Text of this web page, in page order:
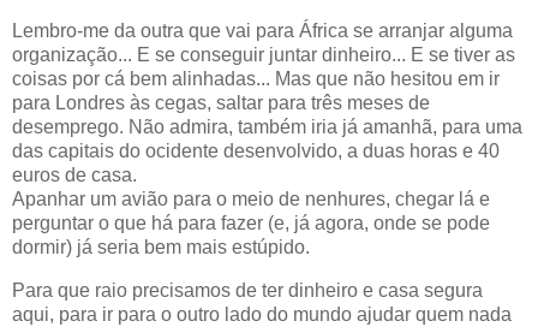
Lembro-me da outra que vai para África se arranjar alguma
organização... E se conseguir juntar dinheiro... E se tiver as
coisas por cá bem alinhadas... Mas que não hesitou em ir
para Londres às cegas, saltar para três meses de
desemprego. Não admira, também iria já amanhã, para uma
das capitais do ocidente desenvolvido, a duas horas e 40
euros de casa.
Apanhar um avião para o meio de nenhures, chegar lá e
perguntar o que há para fazer (e, já agora, onde se pode
dormir) já seria bem mais estúpido.
Para que raio precisamos de ter dinheiro e casa segura
aqui, para ir para o outro lado do mundo ajudar quem nada